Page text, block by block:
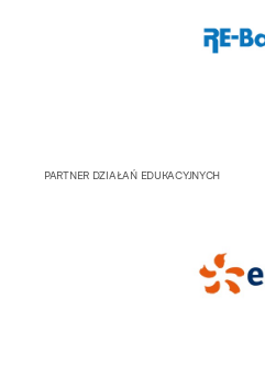
PARTNER DZIAŁAŃ EDUKACYJNYCH